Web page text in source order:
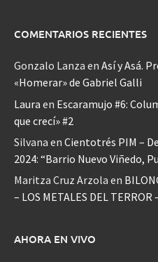
COMENTARIOS RECIENTES
Gonzalo Lanza en Así y Asá.
«Homerar» de Gabriel Galli
Laura en Escaramujo #6:
que crecí» #2
Silvana en Cientotrés PIM –
2024: “Barrio Nuevo Viñedo,
Maritza Cruz Arzola en
– LOS METALES DEL TERROR
AHORA EN VIVO